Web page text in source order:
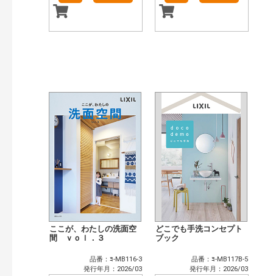
ここが、わたしの洗面空
間 ｖｏｌ．３
品番：ﾖ-MB116-3
発行年月：2026/03
どこでも手洗コンセプト
ブック
品番：ﾖ-MB117B-5
発行年月：2026/03